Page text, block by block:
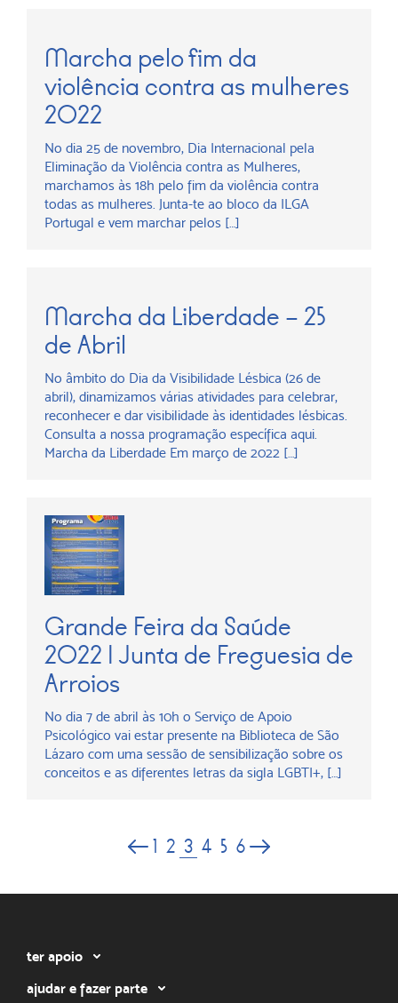
Marcha pelo fim da
violência contra as mulheres
2022
No dia 25 de novembro, Dia Internacional pela
Eliminação da Violência contra as Mulheres,
marchamos às 18h pelo fim da violência contra
todas as mulheres. Junta-te ao bloco da ILGA
Portugal e vem marchar pelos […]
Marcha da Liberdade – 25
de Abril
No âmbito do Dia da Visibilidade Lésbica (26 de
abril), dinamizamos várias atividades para celebrar,
reconhecer e dar visibilidade às identidades lésbicas.
Consulta a nossa programação específica aqui.
Marcha da Liberdade Em março de 2022 […]
Grande Feira da Saúde
2022 | Junta de Freguesia de
Arroios
No dia 7 de abril às 10h o Serviço de Apoio
Psicológico vai estar presente na Biblioteca de São
Lázaro com uma sessão de sensibilização sobre os
conceitos e as diferentes letras da sigla LGBTI+, […]
1 2 3 4 5 6
ter apoio
ajudar e fazer parte